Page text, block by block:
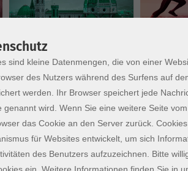
sind kleine Datenmengen, die von einer
des Nutzers während des Surfens auf
werden. Ihr Browser speichert jede
genannt wird. Wenn Sie eine weitere Seite
das Cookie an den Server zurück.
für Websites entwickelt, um sich
des Benutzers aufzuzeichnen. Bitte
ein. Weitere Informationen finden Sie in